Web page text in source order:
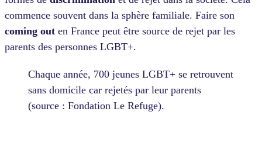
commence souvent dans la sphère familiale. Faire son
coming out en France peut être source de rejet par les
parents des personnes LGBT+.
Chaque année, 700 jeunes LGBT+ se retrouvent
sans domicile car rejetés par leur parents
(source : Fondation Le Refuge).